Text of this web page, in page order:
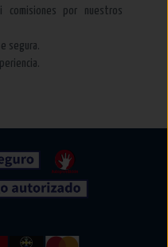
comisiones por nuestros
segura.